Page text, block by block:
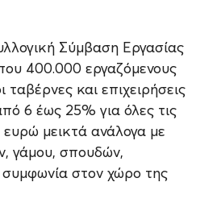
Σύμβαση Εργασίας
400.000 εργαζόμενους
και επιχειρήσεις
6 έως 25% για όλες τις
ευρώ μεικτά ανάλογα με
γάμου, σπουδών,
συμφωνία στον χώρο της